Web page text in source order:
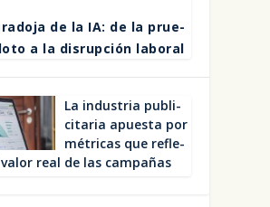
de la IA: de la prue­
a la dis­rup­ción labo­ral
La indus­tria publi­
ci­ta­ria apues­ta por
métri­cas que refle­
real de las cam­pa­ñas